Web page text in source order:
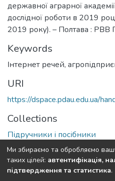
державної аграрної
дослідної роботи в 2019
2019 року). – Полтава :
Keywords
Інтернет речей,
URI
https://dspace.pdau.edu.ua/
Collections
Підручники і посібники
Full item page
Ми збираємо та обробляємо
таких цілей: автентифікація,
підтвердження та статистика.